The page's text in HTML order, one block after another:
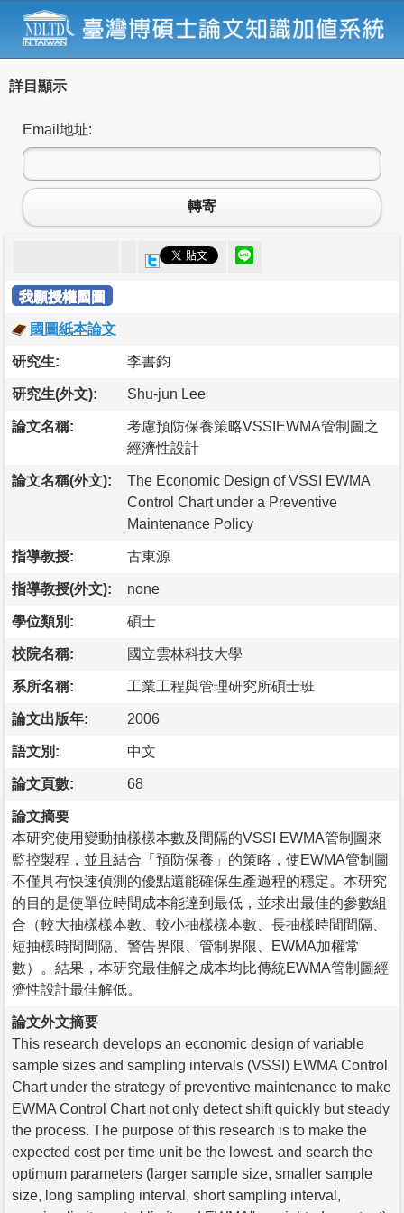
詳目顯示
Email地址:
轉寄
我願授權國圖
國圖紙本論文
研究生: 李書鈞
研究生(外文): Shu-jun Lee
論文名稱:
考慮預防保養策略VSSIEWMA管制圖之
經濟性設計
論文名稱(外文):
The Economic Design of VSSI EWMA
Control Chart under a Preventive
Maintenance Policy
指導教授: 古東源
指導教授(外文): none
學位類別: 碩士
校院名稱: 國立雲林科技大學
系所名稱: 工業工程與管理研究所碩士班
論文出版年: 2006
語文別: 中文
論文頁數: 68
論文摘要
本研究使用變動抽樣樣本數及間隔的VSSI EWMA管制圖來
監控製程，並且結合「預防保養」的策略，使EWMA管制圖
不僅具有快速偵測的優點還能確保生產過程的穩定。本研究
的目的是使單位時間成本能達到最低，並求出最佳的參數組
合（較大抽樣樣本數、較小抽樣樣本數、長抽樣時間間隔、
短抽樣時間間隔、警告界限、管制界限、EWMA加權常
數）。結果，本研究最佳解之成本均比傳統EWMA管制圖經
濟性設計最佳解低。
論文外文摘要
This research develops an economic design of variable
sample sizes and sampling intervals (VSSI) EWMA Control
Chart under the strategy of preventive maintenance to make
EWMA Control Chart not only detect shift quickly but steady
the process. The purpose of this research is to make the
expected cost per time unit be the lowest. and search the
optimum parameters (larger sample size, smaller sample
size, long sampling interval, short sampling interval,